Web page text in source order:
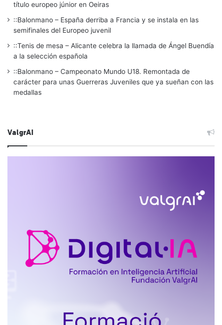
título europeo júnior en Oeiras
::Balonmano – España derriba a Francia y se instala en las
semifinales del Europeo juvenil
::Tenis de mesa – Alicante celebra la llamada de Ángel Buendía
a la selección española
::Balonmano – Campeonato Mundo U18. Remontada de
carácter para unas Guerreras Juveniles que ya sueñan con las
medallas
ValgrAI